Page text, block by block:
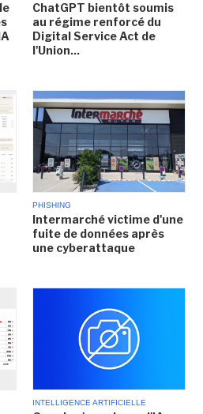
ChatGPT bientôt soumis
au régime renforcé du
Digital Service Act de
l'Union...
PHISHING
Intermarché victime d'une
fuite de données après
une cyberattaque
INTELLIGENCE ARTIFICIELLE